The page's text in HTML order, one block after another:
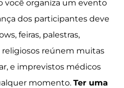
você organiza um evento
dos participantes deve
feiras, palestras,
reúnem muitas
e imprevistos médicos
momento. Ter uma